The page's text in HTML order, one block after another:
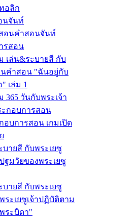
อลิก
นจันท์
อนคำสอนจันท์
รสอน
เล่น&ระบายสี กับ
นคำสอน "ฉันอยู่กับ
เล่ม 1
365 วันกับพระเจ้า
ะกอบการสอน
อบการสอน เกมเปิด
บายสี กับพระเยซู
ฐมวัยของพระเยซู
บายสี กับพระเยซู
ระเยซูเจ้าปฏิบัติตาม
ระบิดา"